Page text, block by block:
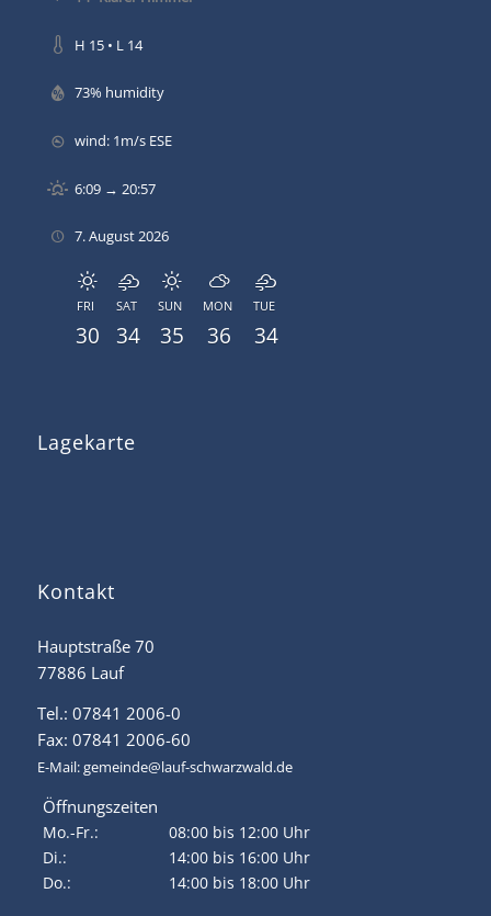
H 15 • L 14
73% humidity
wind: 1m/s ESE
6:09 → 20:57
7. August 2026
FRI
30
SAT
34
SUN
35
MON
36
TUE
34
Lagekarte
Kontakt
Hauptstraße 70
77886 Lauf
Tel.: 07841 2006-0
Fax: 07841 2006-60
E-Mail:gemeinde@lauf-schwarzwald.de
Öffnungszeiten
Mo.-Fr.:
08:00 bis 12:00 Uhr
Di.:
14:00 bis 16:00 Uhr
Do.:
14:00 bis 18:00 Uhr